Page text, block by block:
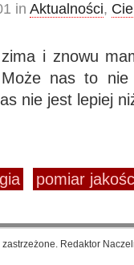
in Aktualności,
i znowu
nas to nie
nie jest lepiej
pomiar
zastrzeżone. Redaktor